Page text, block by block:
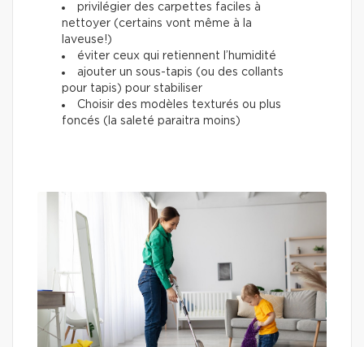
privilégier des carpettes faciles à
nettoyer (certains vont même à la
laveuse!)
éviter ceux qui retiennent l’humidité
ajouter un sous-tapis (ou des collants
pour tapis) pour stabiliser
Choisir des modèles texturés ou plus
foncés (la saleté paraitra moins)